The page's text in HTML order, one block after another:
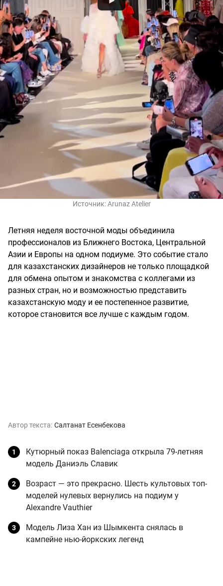
Источник:Arunaz Atelier
Летняя неделя восточной моды объединила
профессионалов из Ближнего Востока, Центральной
Азии и Европы на одном подиуме. Это событие стало
для казахстанских дизайнеров не только площадкой
для обмена опытом и знакомства с коллегами из
разных стран, но и возможностью представить
казахстанскую моду и ее постепенное развитие,
которое становится все лучше с каждым годом.
Автор текста: Салтанат Есенбекова
Кутюрный показ Balenciaga открыла 79-летняя
модель Даниэль Славик
Возраст — это прекрасно. Шесть культовых топ-
моделей нулевых вернулись на подиум у
Alexandre Vauthier
Модель Лиза Хан из Шымкента снялась в
кампейне нью-йоркских легенд